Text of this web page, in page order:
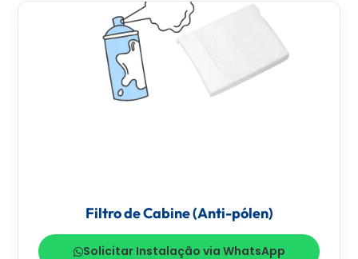
Filtro de Cabine (Anti-pólen)
Solicitar Instalação via WhatsApp